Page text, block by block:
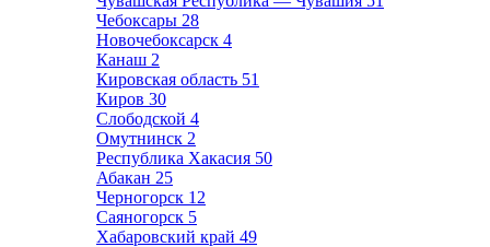
Чебоксары 28
Новочебоксарск 4
Канаш 2
Кировская область 51
Киров 30
Слободской 4
Омутнинск 2
Республика Хакасия 50
Абакан 25
Черногорск 12
Саяногорск 5
Хабаровский край 49